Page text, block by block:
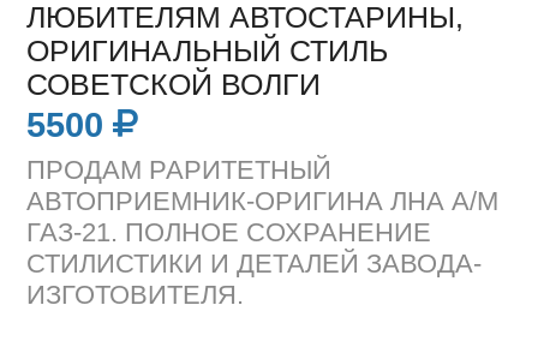
ЛЮБИТЕЛЯМ АВТОСТАРИНЫ,
ОРИГИНАЛЬНЫЙ СТИЛЬ
СОВЕТСКОЙ ВОЛГИ
5500
ПРОДАМ РАРИТЕТНЫЙ
АВТОПРИЕМНИК-ОРИГИНА ЛНА А/М
ГАЗ-21. ПОЛНОЕ СОХРАНЕНИЕ
СТИЛИСТИКИ И ДЕТАЛЕЙ ЗАВОДА-
ИЗГОТОВИТЕЛЯ.